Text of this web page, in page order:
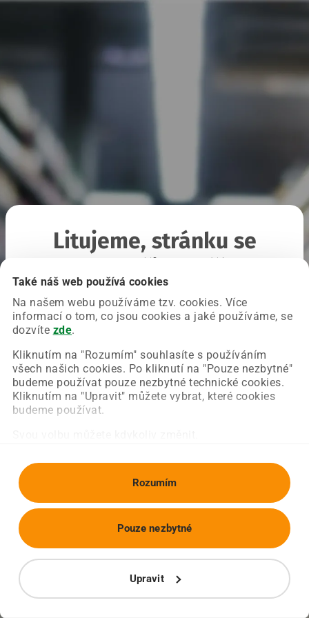
Také náš web používá cookies
Na našem webu používáme tzv. cookies. Více
informací o tom, co jsou cookies a jaké používáme, se
dozvíte zde.
Kliknutím na "Rozumím" souhlasíte s používáním
všech našich cookies. Po kliknutí na "Pouze nezbytné"
budeme používat pouze nezbytné technické cookies.
Kliknutím na "Upravit" můžete vybrat, které cookies
budeme používat.
Rozumím
Upravit
Pouze nezbytné
Litujeme, stránku se
Chyba nastala na naší straně a už ji opravujeme.
Zkuste prosím znovu načíst požadovanou stránku.
Obnovit stránku Úvodní strana